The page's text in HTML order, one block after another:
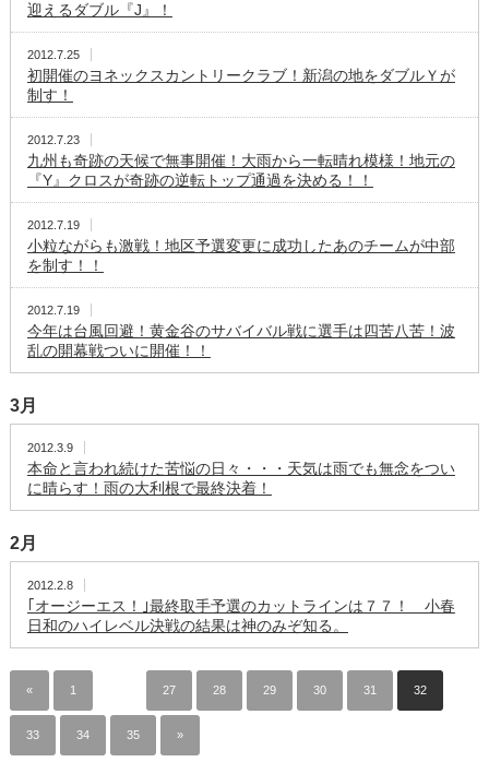
迎えるダブル『J』！
2012.7.25
初開催のヨネックスカントリークラブ！新潟の地をダブルＹが
制す！
2012.7.23
九州も奇跡の天候で無事開催！大雨から一転晴れ模様！地元の
『Y』クロスが奇跡の逆転トップ通過を決める！！
2012.7.19
小粒ながらも激戦！地区予選変更に成功したあのチームが中部
を制す！！
2012.7.19
今年は台風回避！黄金谷のサバイバル戦に選手は四苦八苦！波
乱の開幕戦ついに開催！！
3月
2012.3.9
本命と言われ続けた苦悩の日々・・・天気は雨でも無念をつい
に晴らす！雨の大利根で最終決着！
2月
2012.2.8
｢オージーエス！｣最終取手予選のカットラインは７７！ 小春
日和のハイレベル決戦の結果は神のみぞ知る。
« 1 27 28 29 30 31 32
33 34 35 »